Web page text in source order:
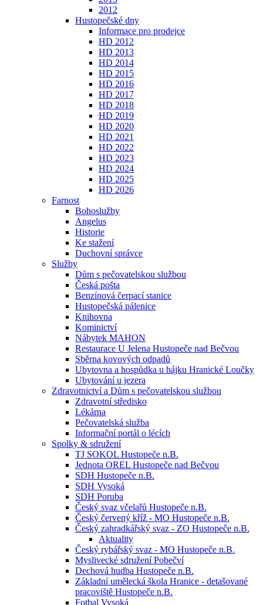
2012
Hustopečské dny
Informace pro prodejce
HD 2012
HD 2013
HD 2014
HD 2015
HD 2016
HD 2017
HD 2018
HD 2019
HD 2020
HD 2021
HD 2022
HD 2023
HD 2024
HD 2025
HD 2026
Farnost
Bohoslužby
Angelus
Historie
Ke stažení
Duchovní správce
Služby
Dům s pečovatelskou službou
Česká pošta
Benzínová čerpací stanice
Hustopečská pálenice
Knihovna
Kominictví
Nábytek MAHON
Restaurace U Jelena Hustopeče nad Bečvou
Sběrna kovových odpadů
Ubytovna a hospůdka u hájku Hranické Loučky
Ubytování u jezera
Zdravotnictví a Dům s pečovatelskou službou
Zdravotní středisko
Lékárna
Pečovatelská služba
Informační portál o lécích
Spolky & sdružení
TJ SOKOL Hustopeče n.B.
Jednota OREL Hustopeče nad Bečvou
SDH Hustopeče n.B.
SDH Vysoká
SDH Poruba
Český svaz včelařů Hustopeče n.B.
Český červený kříž - MO Hustopeče n.B.
Český zahradkářský svaz - ZO Hustopeče n.B.
Aktuality
Český rybářský svaz - MO Hustopeče n.B.
Myslivecké sdružení Pobečví
Dechová hudba Hustopeče n.B.
Základní umělecká škola Hranice - detašované
pracoviště Hustopeče n.B.
Fotbal Vysoká